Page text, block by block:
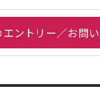
エントリー／お問